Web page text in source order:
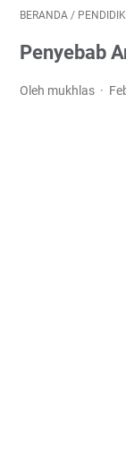
BERANDA /
Penyebab
Oleh mukhlas